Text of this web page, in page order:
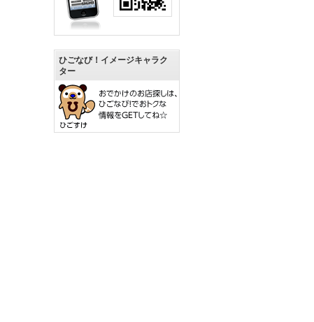
ひごなび！イメージキャラク
ター